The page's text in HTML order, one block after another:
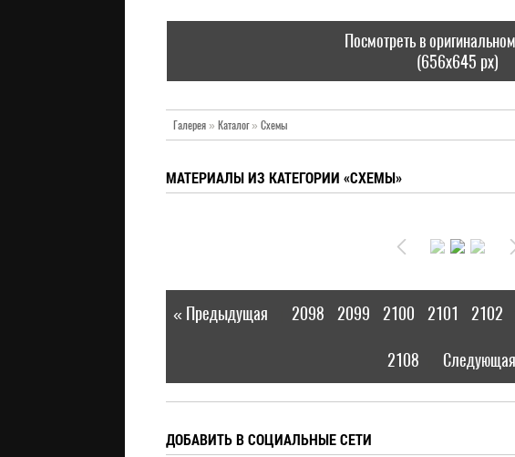
Посмотреть в
(656x645 px)
Галерея» Каталог» Схемы
МАТЕРИАЛЫ ИЗ КАТЕГОРИИ «СХЕМЫ»
« Предыдущая 2098 2099 2100 2101 2102
2108
ДОБАВИТЬ В СОЦИАЛЬНЫЕ СЕТИ